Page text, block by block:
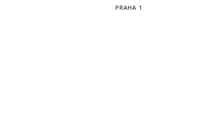
PRAHA 1